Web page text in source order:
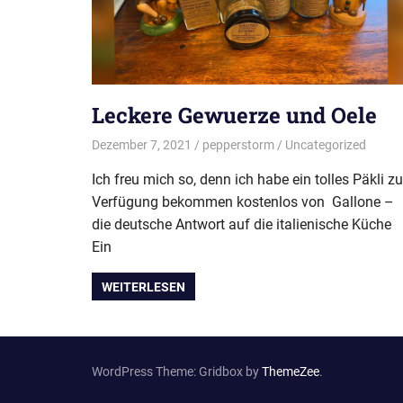
Leckere Gewuerze und Oele
Dezember 7, 2021 pepperstorm Uncategorized
Ich freu mich so, denn ich habe ein tolles Päkli
Verfügung bekommen kostenlos von Gallone –
die deutsche Antwort auf die italienische Küche
Ein
WEITERLESEN
WordPress Theme: Gridbox byThemeZee.